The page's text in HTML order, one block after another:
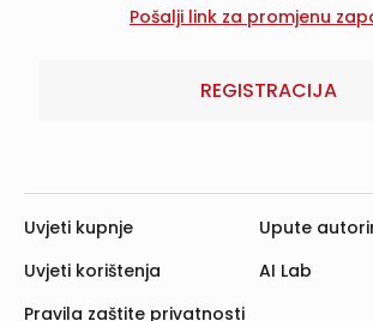
REGISTRACIJA
Uvjeti kupnje
Uvjeti korištenja
Pravila zaštite privatnosti
Upute
AI Lab